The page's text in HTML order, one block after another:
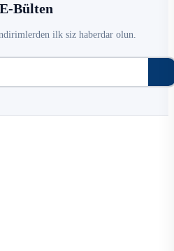
E-Bülten
ilk siz haberdar olun.